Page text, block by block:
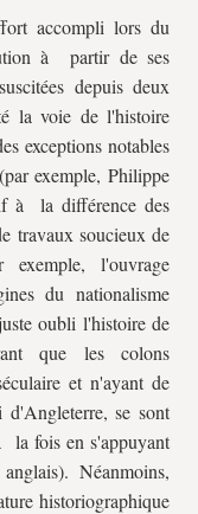
accompli lors du
à partir de ses
depuis deux
la voie de l'histoire
exceptions notables
exemple, Philippe
à la différence des
travaux soucieux de
exemple, l'ouvrage
du nationalisme
oubli l'histoire de
que les colons
et n'ayant de
d'Angleterre, se sont
la fois en s'appuyant
Néanmoins,
historiographique